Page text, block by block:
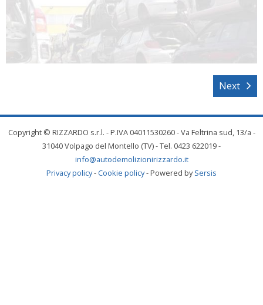
Next
Copyright © RIZZARDO s.r.l. - P.IVA 04011530260 - Va Feltrina sud, 13/a -
31040 Volpago del Montello (TV) - Tel. 0423 622019 -
info@autodemolizionirizzardo.it
Privacy policy-Cookie policy- Powered bySersis